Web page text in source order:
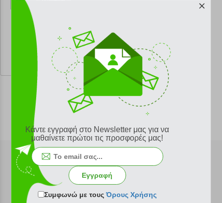
κωδ. 108168178
16.21 €
Ελάχιστη 30 ημερών 18.01 €
Προτεινόμενη λιανική 18.01 €
Εγγραφή στο newsletter
Κάντε εγγραφή στο Newsletter μας για να
μαθαίνετε πρώτοι τις προσφορές μας!
Εγγραφή
Συμφωνώ με τουςΌρους Χρήσης